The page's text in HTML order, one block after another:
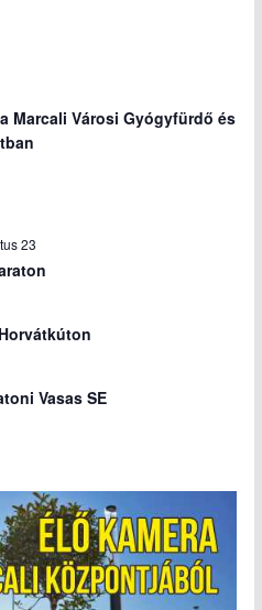
Marcali Városi Gyógyfürdő és
23
Vasas SE